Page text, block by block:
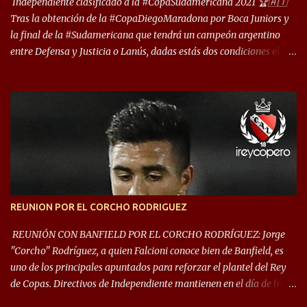
Tras la obtención de la #CopaDiegoMaradona por Boca Juniors y
la final de la #Sudamericana que tendrá un campeón argentino
entre Defensa y Justicia o Lanús, dadas estás dos condiciones el
que iniciará en fase de grupos con 6 partidos, de los cuales sólo los
primeros de cada grupo jugarán los 8vos. con los 3ros. mejores de
las fases de grupos de la #CopaLibertadores 2021. ¡Este año hay
noche de Copas Rey! ⚽🇦🇹👑🏆.
REUNION POR EL CORCHO RODRIGUEZ
REUNIÓN CON BANFIELD POR EL CORCHO RODRÍGUEZ: Jorge
"Corcho" Rodríguez, a quien Falcioni conoce bien de Banfield, es
uno de los principales apuntados para reforzar el plantel del Rey
de Copas. Directivos de Independiente mantienen en el día de hoy